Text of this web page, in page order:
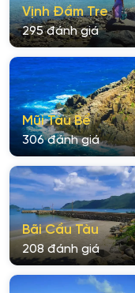
Vịnh Đầm Tre
295 đánh giá
Mũi Tàu Bể
306 đánh giá
Bãi Cầu Tàu
208 đánh giá